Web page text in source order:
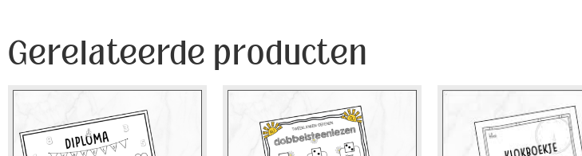
Gerelateerde producten